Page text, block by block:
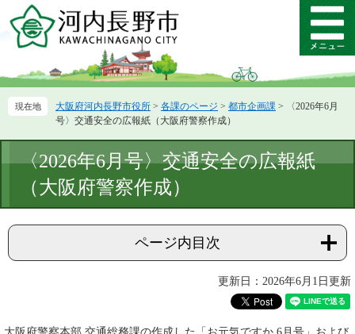
ー
先
ニ
を
て
メ
ニ
ー
大阪府河内長野市役所 > 各課のページ > 都市企画課 >
〈2026年6月
号〉交通安全の広報紙（大阪府警察作成）
文
〈2026年6月号〉交通安全の広報紙
（大阪府警察作成）
ページ内目次
更新日：2026年6月1日更新